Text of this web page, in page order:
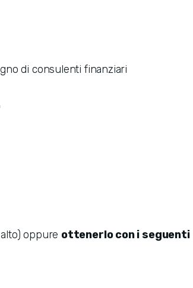
di consulenti finanziari
oppure ottenerlo con i seguenti